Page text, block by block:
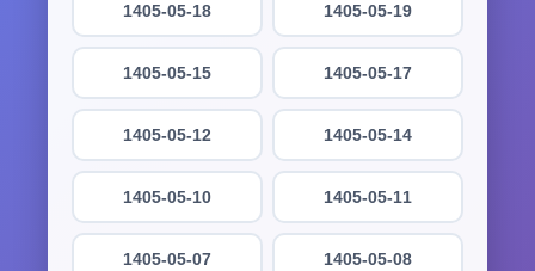
1405-05-19
1405-05-18
1405-05-17
1405-05-15
1405-05-14
1405-05-12
1405-05-11
1405-05-10
1405-05-08
1405-05-07